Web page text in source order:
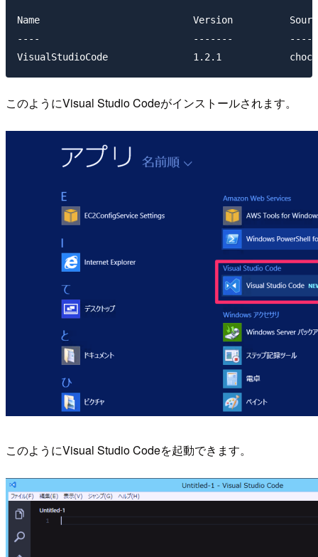
Name                           Version
----                           -------
VisualStudioCode               1.2.1
このようにVisual Studio Codeがインストールされます。
このようにVisual Studio Codeを起動できます。